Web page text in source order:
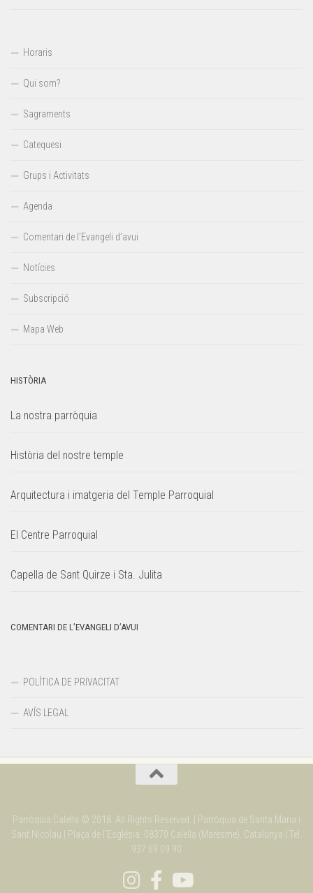
Horaris
Qui som?
Sagraments
Catequesi
Grups i Activitats
Agenda
Comentari de l’Evangeli d’avui
Notícies
Subscripció
Mapa Web
HISTÒRIA
La nostra parròquia
Història del nostre temple
Arquitectura i imatgeria del Temple Parroquial
El Centre Parroquial
Capella de Sant Quirze i Sta. Julita
COMENTARI DE L’EVANGELI D’AVUI
POLÍTICA DE PRIVACITAT
AVÍS LEGAL
Parròquia Calella © 2018. All Rights Reserved. | Parròquia de Santa Maria i
Sant Nicolau | Plaça de l'Església. 08370 Calella (Maresme). Catalunya | Tel.
937 69 09 90